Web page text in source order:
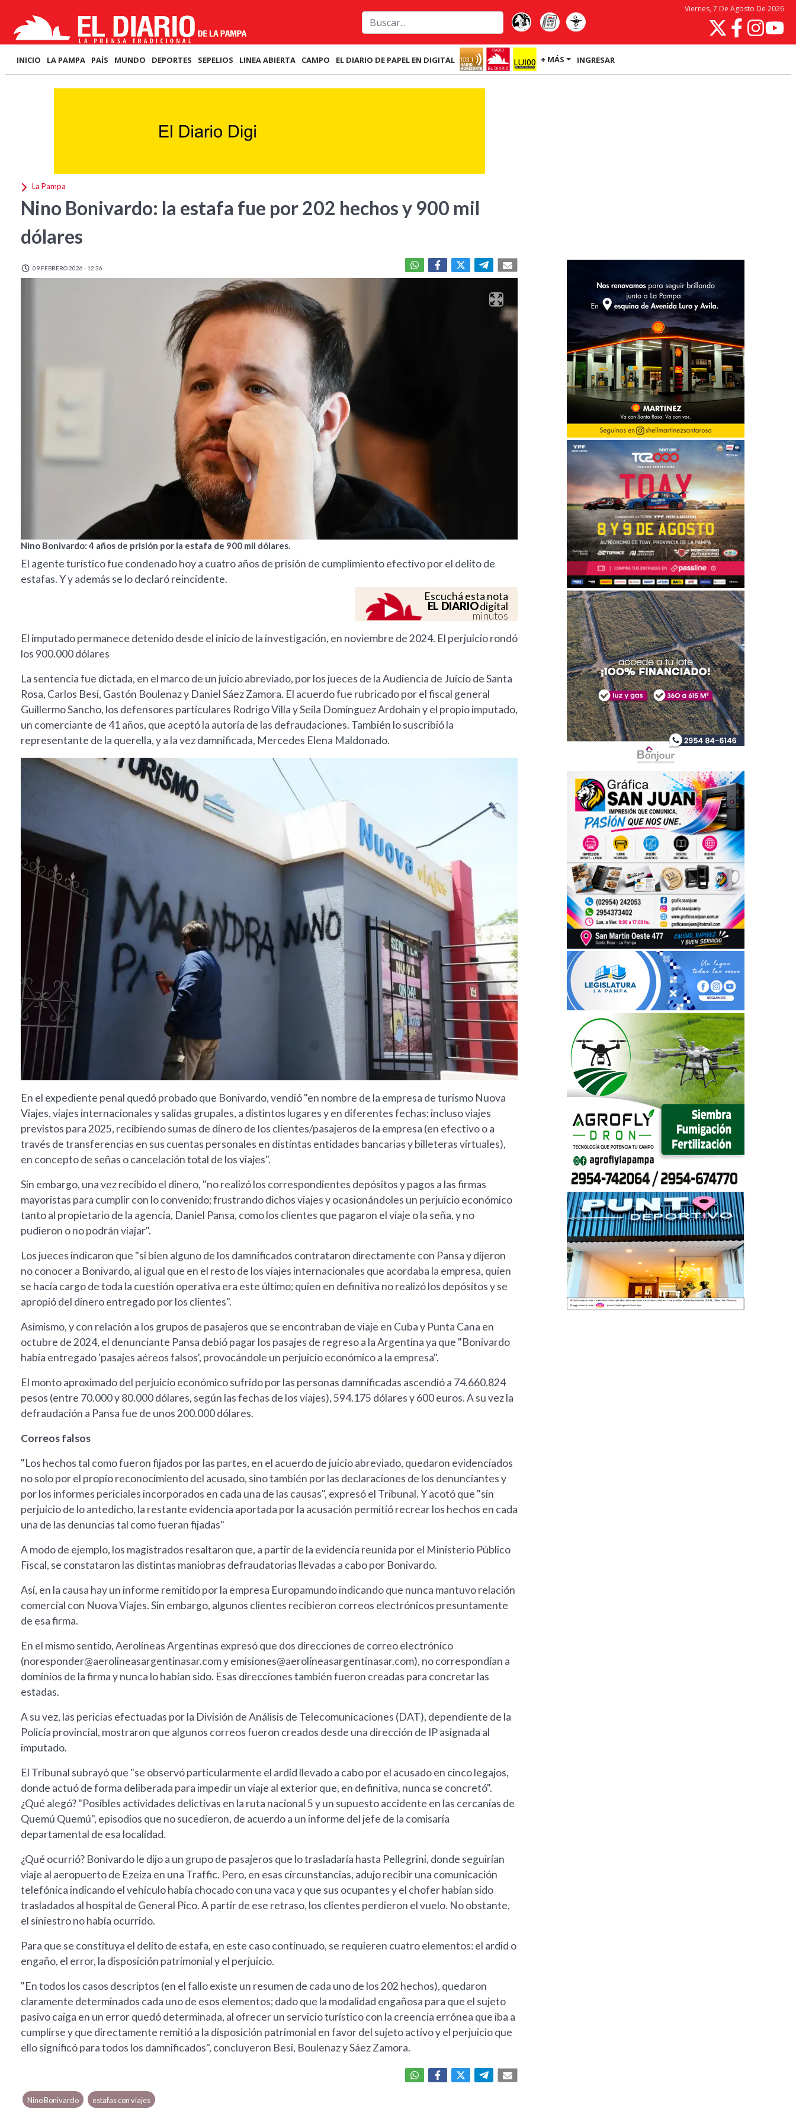
Viernes, 7 De Agosto De 2026
INICIO LA PAMPA PAÍS MUNDO DEPORTES SEPELIOS LINEA ABIERTA CAMPO EL DIARIO DE PAPEL EN DIGITAL + MÁS INGRESAR
La Pampa
Nino Bonivardo: la estafa fue por 202 hechos y 900 mil
dólares
09 FEBRERO 2026 - 12:36
Nino Bonivardo: 4 años de prisión por la estafa de 900 mil dólares.
El agente turístico fue condenado hoy a cuatro años de prisión de cumplimiento efectivo por el delito de
estafas. Y y además se lo declaró reincidente.
Escuchá esta nota
EL DIARIOdigital
minutos
El imputado permanece detenido desde el inicio de la investigación, en noviembre de 2024. El perjuicio rondó
los 900.000 dólares
La sentencia fue dictada, en el marco de un juicio abreviado, por los jueces de la Audiencia de Juicio de Santa
Rosa, Carlos Besi, Gastón Boulenaz y Daniel Sáez Zamora. El acuerdo fue rubricado por el fiscal general
Guillermo Sancho, los defensores particulares Rodrigo Villa y Seila Domínguez Ardohain y el propio imputado,
un comerciante de 41 años, que aceptó la autoría de las defraudaciones. También lo suscribió la
representante de la querella, y a la vez damnificada, Mercedes Elena Maldonado.
En el expediente penal quedó probado que Bonivardo, vendió "en nombre de la empresa de turismo Nuova
Viajes, viajes internacionales y salidas grupales, a distintos lugares y en diferentes fechas; incluso viajes
previstos para 2025, recibiendo sumas de dinero de los clientes/pasajeros de la empresa (en efectivo o a
través de transferencias en sus cuentas personales en distintas entidades bancarias y billeteras virtuales),
en concepto de señas o cancelación total de los viajes".
Sin embargo, una vez recibido el dinero, "no realizó los correspondientes depósitos y pagos a las firmas
mayoristas para cumplir con lo convenido; frustrando dichos viajes y ocasionándoles un perjuicio económico
tanto al propietario de la agencia, Daniel Pansa, como los clientes que pagaron el viaje o la seña, y no
pudieron o no podrán viajar".
Los jueces indicaron que "si bien alguno de los damnificados contrataron directamente con Pansa y dijeron
no conocer a Bonivardo, al igual que en el resto de los viajes internacionales que acordaba la empresa, quien
se hacía cargo de toda la cuestión operativa era este último; quien en definitiva no realizó los depósitos y se
apropió del dinero entregado por los clientes".
Asimismo, y con relación a los grupos de pasajeros que se encontraban de viaje en Cuba y Punta Cana en
octubre de 2024, el denunciante Pansa debió pagar los pasajes de regreso a la Argentina ya que "Bonivardo
había entregado 'pasajes aéreos falsos', provocándole un perjuicio económico a la empresa".
El monto aproximado del perjuicio económico sufrido por las personas damnificadas ascendió a 74.660.824
pesos (entre 70.000 y 80.000 dólares, según las fechas de los viajes), 594.175 dólares y 600 euros. A su vez la
defraudación a Pansa fue de unos 200.000 dólares.
Correos falsos
"Los hechos tal como fueron fijados por las partes, en el acuerdo de juicio abreviado, quedaron evidenciados
no solo por el propio reconocimiento del acusado, sino también por las declaraciones de los denunciantes y
por los informes periciales incorporados en cada una de las causas", expresó el Tribunal. Y acotó que "sin
perjuicio de lo antedicho, la restante evidencia aportada por la acusación permitió recrear los hechos en cada
una de las denuncias tal como fueran fijadas"
A modo de ejemplo, los magistrados resaltaron que, a partir de la evidencia reunida por el Ministerio Público
Fiscal, se constataron las distintas maniobras defraudatorias llevadas a cabo por Bonivardo.
Así, en la causa hay un informe remitido por la empresa Europamundo indicando que nunca mantuvo relación
comercial con Nuova Viajes. Sin embargo, algunos clientes recibieron correos electrónicos presuntamente
de esa firma.
En el mismo sentido, Aerolíneas Argentinas expresó que dos direcciones de correo electrónico
(noresponder@aerolineasargentinasar.comy emisiones@aerolíneasargentinasar.com), no correspondían a
dominios de la firma y nunca lo habían sido. Esas direcciones también fueron creadas para concretar las
estadas.
A su vez, las pericias efectuadas por la División de Análisis de Telecomunicaciones (DAT), dependiente de la
Policía provincial, mostraron que algunos correos fueron creados desde una dirección de IP asignada al
imputado.
El Tribunal subrayó que "se observó particularmente el ardid llevado a cabo por el acusado en cinco legajos,
donde actuó de forma deliberada para impedir un viaje al exterior que, en definitiva, nunca se concretó".
¿Qué alegó? "Posibles actividades delictivas en la ruta nacional 5 y un supuesto accidente en las cercanías de
Quemú Quemú", episodios que no sucedieron, de acuerdo a un informe del jefe de la comisaría
departamental de esa localidad.
¿Qué ocurrió? Bonivardo le dijo a un grupo de pasajeros que lo trasladaría hasta Pellegrini, donde seguirían
viaje al aeropuerto de Ezeiza en una Traffic. Pero, en esas circunstancias, adujo recibir una comunicación
telefónica indicando el vehículo había chocado con una vaca y que sus ocupantes y el chofer habían sido
trasladados al hospital de General Pico. A partir de ese retraso, los clientes perdieron el vuelo. No obstante,
el siniestro no había ocurrido.
Para que se constituya el delito de estafa, en este caso continuado, se requieren cuatro elementos: el ardid o
engaño, el error, la disposición patrimonial y el perjuicio.
"En todos los casos descriptos (en el fallo existe un resumen de cada uno de los 202 hechos), quedaron
claramente determinados cada uno de esos elementos; dado que la modalidad engañosa para que el sujeto
pasivo caiga en un error quedó determinada, al ofrecer un servicio turístico con la creencia errónea que iba a
cumplirse y que directamente remitió a la disposición patrimonial en favor del sujeto activo y el perjuicio que
ello significó para todos los damnificados", concluyeron Besi, Boulenaz y Sáez Zamora.
Nino Bonivardo estafas con viajes